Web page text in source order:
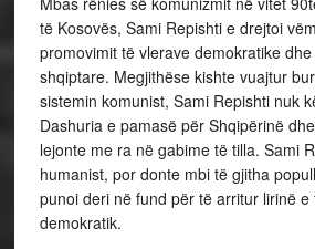
të Kosovës, Sami Repishti e drejtoi
promovimit të vlerave demokratike
shqiptare. Megjithëse kishte vuajtur
sistemin komunist, Sami Repishti nuk
Dashuria e pamasë për Shqipërinë
lejonte me ra në gabime të tilla. Sami
humanist, por donte mbi të gjitha
punoi deri në fund për të arritur lirinë e
demokratik.